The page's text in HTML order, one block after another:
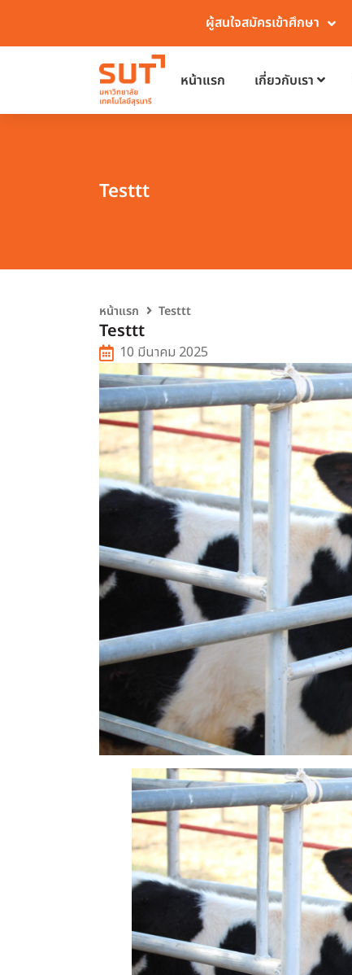
ผู้สนใจสมัครเข้าศึกษา
หน้าแรก เกี่ยวกับเรา
Testtt
หน้าแรก Testtt
Testtt
10 มีนาคม 2025